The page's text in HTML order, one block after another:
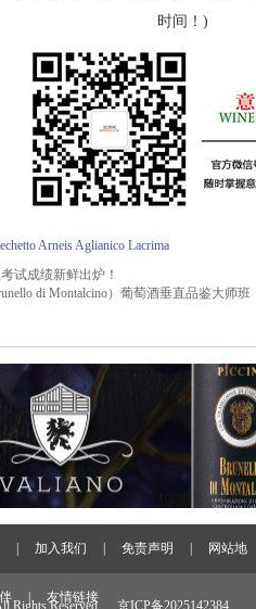
时间！)
ArneisAglianico Lacrima
试成绩新鲜出炉！
di Montalcino）葡萄酒垂直品鉴大师班
加入我们 免责声明 网站地
友情链接
Rights Reserved. 京ICP备2025142384